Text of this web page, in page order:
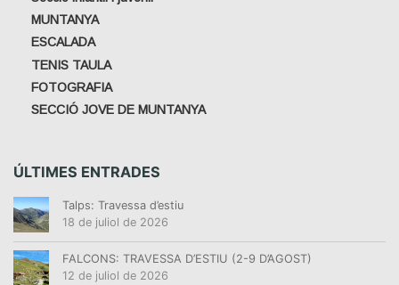
MUNTANYA
ESCALADA
TENIS TAULA
FOTOGRAFIA
SECCIÓ JOVE DE MUNTANYA
ÚLTIMES ENTRADES
Talps: Travessa d’estiu
18 de juliol de 2026
FALCONS: TRAVESSA D’ESTIU (2-9 D’AGOST)
12 de juliol de 2026